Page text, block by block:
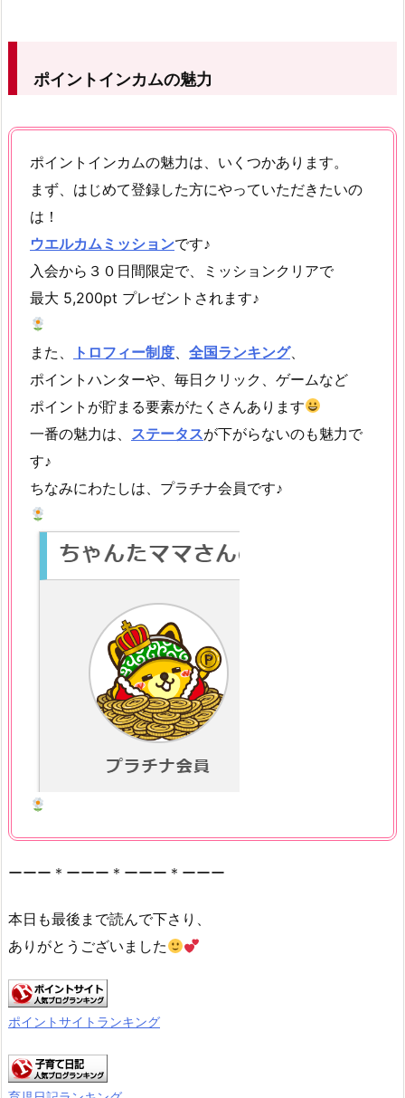
ポイントインカムの魅力
ポイントインカムの魅力は、いくつかあります。
まず、はじめて登録した方にやっていただきたいの
は！
ウエルカムミッションです♪
入会から３０日間限定で、ミッションクリアで
最大 5,200pt プレゼントされます♪
また、 トロフィー制度 全国ランキング、
ポイントハンターや、毎日クリック、ゲームなど
ポイントが貯まる要素がたくさんあります
一番の魅力は、 ステータスが下がらないのも魅力で
す♪
ちなみにわたしは、プラチナ会員です♪
ーーー＊ーーー＊ーーー＊ーーー
本日も最後まで読んで下さり、
ありがとうございました
ポイントサイトランキング